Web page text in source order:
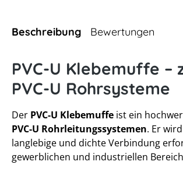
Beschreibung Bewertungen
PVC-U Klebemuffe
PVC-U Rohrsysteme
Der PVC-U Klebemuffe ist ein
PVC-U Rohrleitungssystemen. Er
langlebige und dichte Verbindung
gewerblichen und industriellen